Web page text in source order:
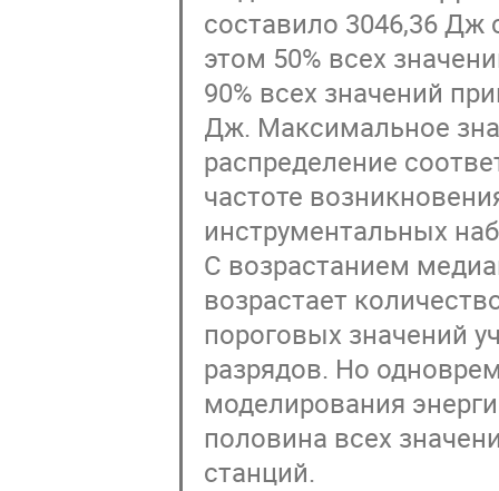
составило 3046,36
этом 50% всех
90% всех значений
Дж. Максимальное
распределение
частоте
инструментальных
С возрастанием
возрастает
пороговых значений
разрядов. Но
моделирования
половина всех
станций.